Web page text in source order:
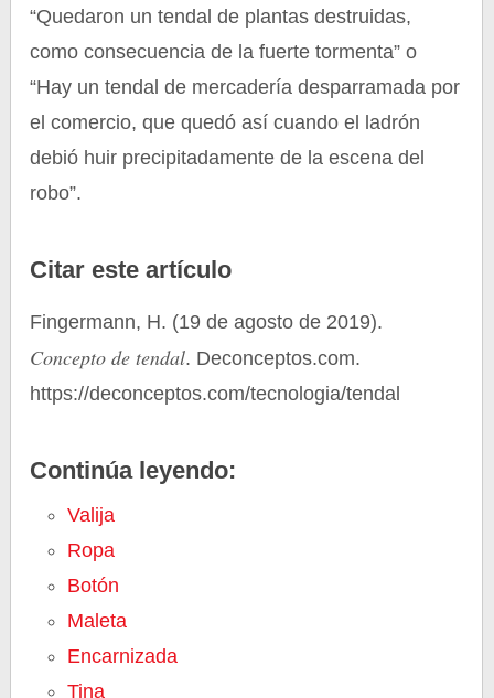
“Quedaron un tendal de plantas destruidas,
como consecuencia de la fuerte tormenta” o
“Hay un tendal de mercadería desparramada por
el comercio, que quedó así cuando el ladrón
debió huir precipitadamente de la escena del
robo”.
Citar este artículo
Fingermann, H. (19 de agosto de 2019).
Concepto de tendal. Deconceptos.com.
https://deconceptos.com/tecnologia/tendal
Continúa leyendo:
Valija
Ropa
Botón
Maleta
Encarnizada
Tina